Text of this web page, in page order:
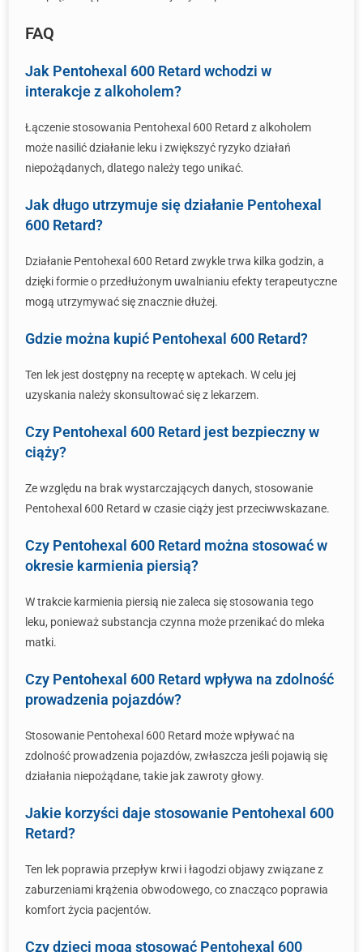
FAQ
Jak Pentohexal 600 Retard wchodzi w
interakcje z alkoholem?
Łączenie stosowania Pentohexal 600 Retard z alkoholem
może nasilić działanie leku i zwiększyć ryzyko działań
niepożądanych, dlatego należy tego unikać.
Jak długo utrzymuje się działanie Pentohexal
600 Retard?
Działanie Pentohexal 600 Retard zwykle trwa kilka godzin, a
dzięki formie o przedłużonym uwalnianiu efekty terapeutyczne
mogą utrzymywać się znacznie dłużej.
Gdzie można kupić Pentohexal 600 Retard?
Ten lek jest dostępny na receptę w aptekach. W celu jej
uzyskania należy skonsultować się z lekarzem.
Czy Pentohexal 600 Retard jest bezpieczny w
ciąży?
Ze względu na brak wystarczających danych, stosowanie
Pentohexal 600 Retard w czasie ciąży jest przeciwwskazane.
Czy Pentohexal 600 Retard można stosować w
okresie karmienia piersią?
W trakcie karmienia piersią nie zaleca się stosowania tego
leku, ponieważ substancja czynna może przenikać do mleka
matki.
Czy Pentohexal 600 Retard wpływa na zdolność
prowadzenia pojazdów?
Stosowanie Pentohexal 600 Retard może wpływać na
zdolność prowadzenia pojazdów, zwłaszcza jeśli pojawią się
działania niepożądane, takie jak zawroty głowy.
Jakie korzyści daje stosowanie Pentohexal 600
Retard?
Ten lek poprawia przepływ krwi i łagodzi objawy związane z
zaburzeniami krążenia obwodowego, co znacząco poprawia
komfort życia pacjentów.
Czy dzieci mogą stosować Pentohexal 600